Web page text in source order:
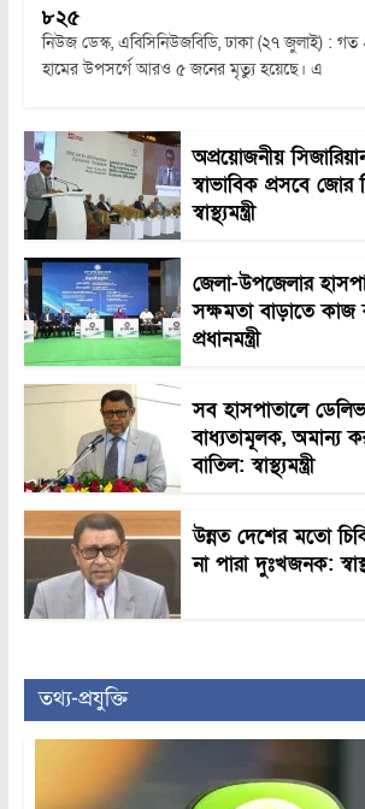
৮২৫
নিউজ ডেস্ক, এবিসিনিউজবিডি, ঢাকা (২৭ জুলাই) : গত
হামের উপসর্গে আরও ৫ জনের মৃত্যু হয়েছে। এ
অপ্রয়োজনীয়
স্বাভাবিক প্রসবে জোর
স্বাস্থ্যমন্ত্রী
জেলা-উপজেলার
সক্ষমতা বাড়াতে
প্রধানমন্ত্রী
সব হাসপাতালে
বাধ্যতামূলক, অমান্য
বাতিল: স্বাস্থ্যমন্ত্রী
উন্নত দেশের মতো
না পারা দুঃখজনক:
তথ্য-প্রযুক্তি